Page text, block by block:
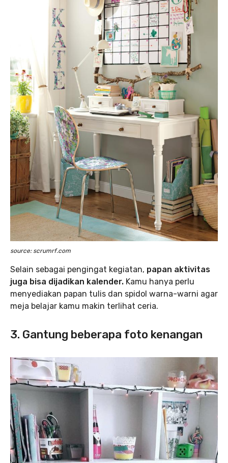
source: scrumrf.com
Selain sebagai pengingat kegiatan, papan aktivitas
juga bisa dijadikan kalender. Kamu hanya perlu
menyediakan papan tulis dan spidol warna-warni agar
meja belajar kamu makin terlihat ceria.
3. Gantung beberapa foto kenangan